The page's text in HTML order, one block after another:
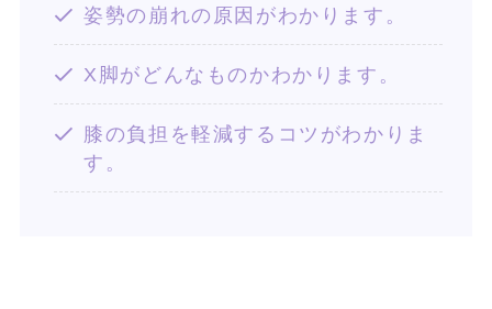
姿勢の崩れの原因がわかります。
X脚がどんなものかわかります。
膝の負担を軽減するコツがわかりま
す。